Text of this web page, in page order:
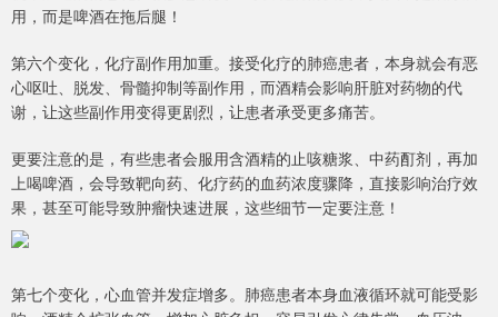
用，而是啤酒在拖后腿！
第六个变化，化疗副作用加重。接受化疗的肺癌患者，本身就会有恶
心呕吐、脱发、骨髓抑制等副作用，而酒精会影响肝脏对药物的代
谢，让这些副作用变得更剧烈，让患者承受更多痛苦。
更要注意的是，有些患者会服用含酒精的止咳糖浆、中药酊剂，再加
上喝啤酒，会导致靶向药、化疗药的血药浓度骤降，直接影响治疗效
果，甚至可能导致肿瘤快速进展，这些细节一定要注意！
第七个变化，心血管并发症增多。肺癌患者本身血液循环就可能受影